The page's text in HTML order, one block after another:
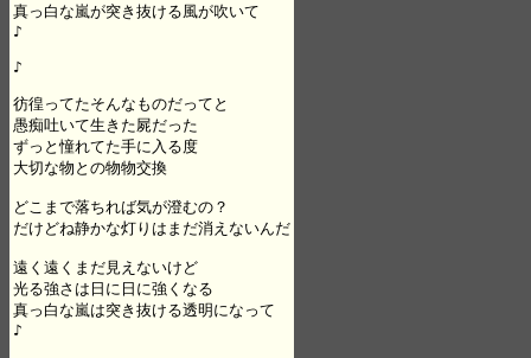
真っ白な嵐が突き抜ける風が吹いて
♪
♪
彷徨ってたそんなものだってと
愚痴吐いて生きた屍だった
ずっと憧れてた手に入る度
大切な物との物物交換
どこまで落ちれば気が澄むの？
だけどね静かな灯りはまだ消えないんだ
遠く遠くまだ見えないけど
光る強さは日に日に強くなる
真っ白な嵐は突き抜ける透明になって
♪